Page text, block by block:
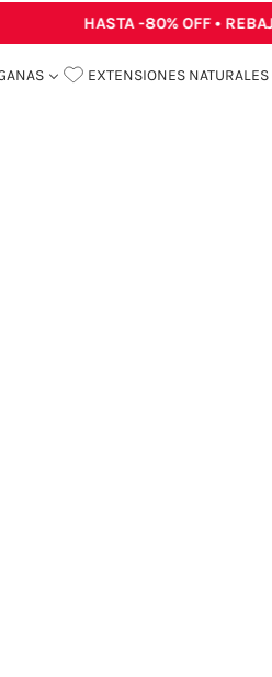
HASTA -80% OFF • REBAJAS
EXTENSIONES NATURALES